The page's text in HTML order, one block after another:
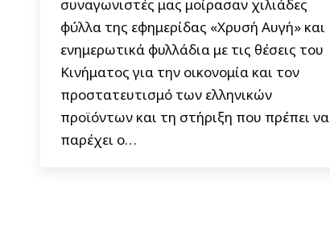
συναγωνιστές μας μοίρασαν χιλιάδες
φύλλα της εφημερίδας «Χρυσή Αυγή» και
ενημερωτικά φυλλάδια με τις θέσεις του
Κινήματος για την οικονομία και τον
προστατευτισμό των ελληνικών
προϊόντων και τη στήριξη που πρέπει να
παρέχει ο…